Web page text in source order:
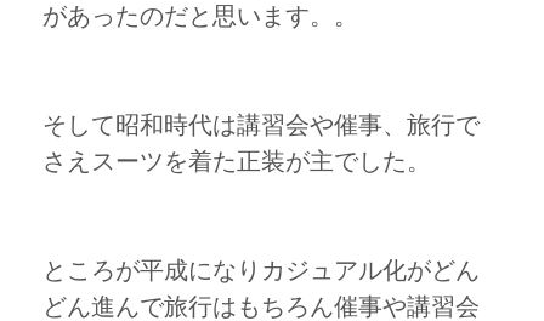
があったのだと思います。。
そして昭和時代は講習会や催事、旅行で
さえスーツを着た正装が主でした。
ところが平成になりカジュアル化がどん
どん進んで旅行はもちろん催事や講習会